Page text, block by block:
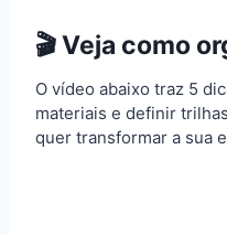
🎬 Veja como
O vídeo abaixo traz 5
materiais e definir
quer transformar a sua